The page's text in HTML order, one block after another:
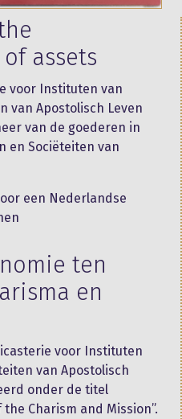
assets
voor Instituten van
van Apostolisch Leven
van de goederen in
en Sociëteiten van
een Nederlandse
ten
en
voor Instituten
van Apostolisch
onder de titel
Charism and Mission”.